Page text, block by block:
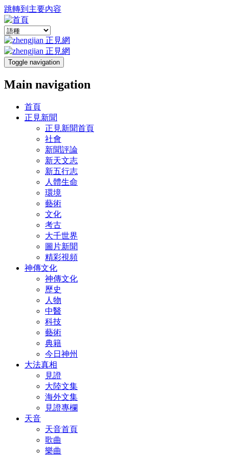
跳轉到主要內容
Toggle navigation
Main navigation
首頁
正見新聞
正見新聞首頁
社會
新聞評論
新天文志
新五行志
人體生命
環境
藝術
文化
考古
大千世界
圖片新聞
精彩視頻
神傳文化
神傳文化
歷史
人物
中醫
科技
藝術
典籍
今日神州
大法真相
見證
大陸文集
海外文集
見證專欄
天音
天音首頁
歌曲
樂曲